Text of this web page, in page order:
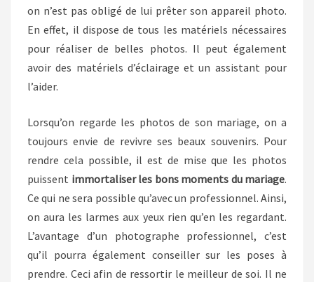
on n’est pas obligé de lui prêter son appareil photo.
En effet, il dispose de tous les matériels nécessaires
pour réaliser de belles photos. Il peut également
avoir des matériels d’éclairage et un assistant pour
l’aider.
Lorsqu’on regarde les photos de son mariage, on a
toujours envie de revivre ses beaux souvenirs. Pour
rendre cela possible, il est de mise que les photos
puissent immortaliser les bons moments du mariage.
Ce qui ne sera possible qu’avec un professionnel. Ainsi,
on aura les larmes aux yeux rien qu’en les regardant.
L’avantage d’un photographe professionnel, c’est
qu’il pourra également conseiller sur les poses à
prendre. Ceci afin de ressortir le meilleur de soi. Il ne